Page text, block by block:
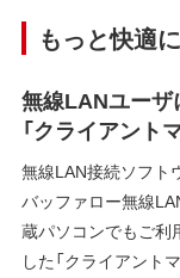
もっと快適
無線LANユーザ
「クライアント
無線LAN接続ソフト
バッファロー無線
蔵パソコンでもご利
した「クライアント